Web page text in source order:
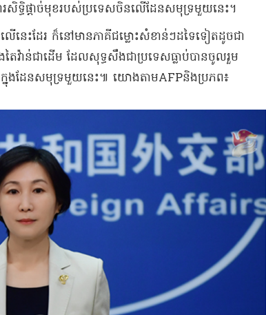
រ​សិទ្ធិផ្ដាច់មុខ​របស់​ប្រទេស​ចិន​លើ​ដែនសមុទ្រ​មួយ​នេះ​។
ើ​នេះដែរ ក៏​នៅមាន​ភាគី​ជម្លោះ​សំខាន់ៗ​ដទៃទៀត​ដូចជា
ន់​ជាដើម ដែល​សុទ្ធសឹង​ជា​ប្រទេស​ធ្លាប់បាន​ចូលរួម​
នុង​ដែនសមុទ្រ​មួយ​នេះ​៕ យោងតាម​AFP​និង​ប្រភព​៖